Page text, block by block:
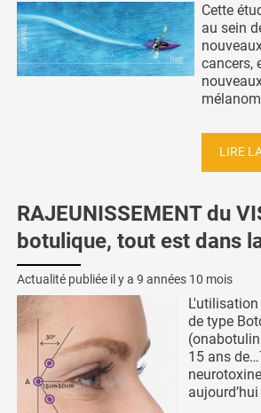
Cette
au sein
cancers,
LIRE
RAJEUNISSEMENT du
botulique, tout est dans
Actualité publiée il y a 9 années 10 mois
de type
15 ans
aujourd’hui